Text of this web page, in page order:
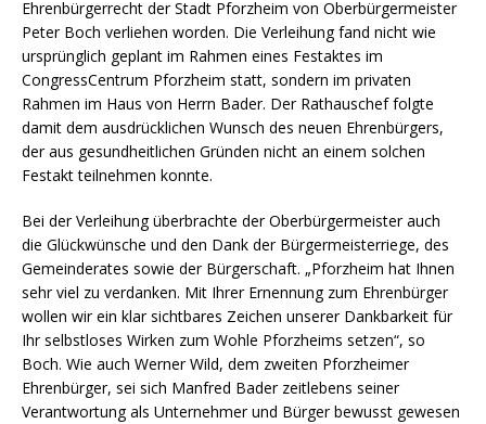
Ehrenbürgerrecht der Stadt Pforzheim von Oberbürgermeister
Peter Boch verliehen worden. Die Verleihung fand nicht wie
ursprünglich geplant im Rahmen eines Festaktes im
CongressCentrum Pforzheim statt, sondern im privaten
Rahmen im Haus von Herrn Bader. Der Rathauschef folgte
damit dem ausdrücklichen Wunsch des neuen Ehrenbürgers,
der aus gesundheitlichen Gründen nicht an einem solchen
Festakt teilnehmen konnte.
Bei der Verleihung überbrachte der Oberbürgermeister auch
die Glückwünsche und den Dank der Bürgermeisterriege, des
Gemeinderates sowie der Bürgerschaft. „Pforzheim hat Ihnen
sehr viel zu verdanken. Mit Ihrer Ernennung zum Ehrenbürger
wollen wir ein klar sichtbares Zeichen unserer Dankbarkeit für
Ihr selbstloses Wirken zum Wohle Pforzheims setzen“, so
Boch. Wie auch Werner Wild, dem zweiten Pforzheimer
Ehrenbürger, sei sich Manfred Bader zeitlebens seiner
Verantwortung als Unternehmer und Bürger bewusst gewesen